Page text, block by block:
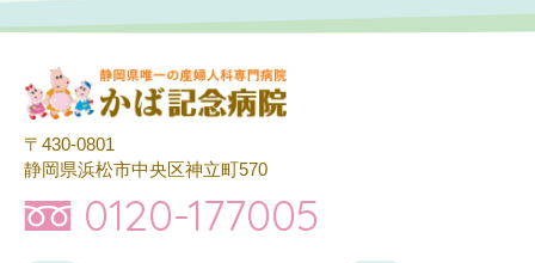
〒430-0801
静岡県浜松市中央区神立町570
0120-177005